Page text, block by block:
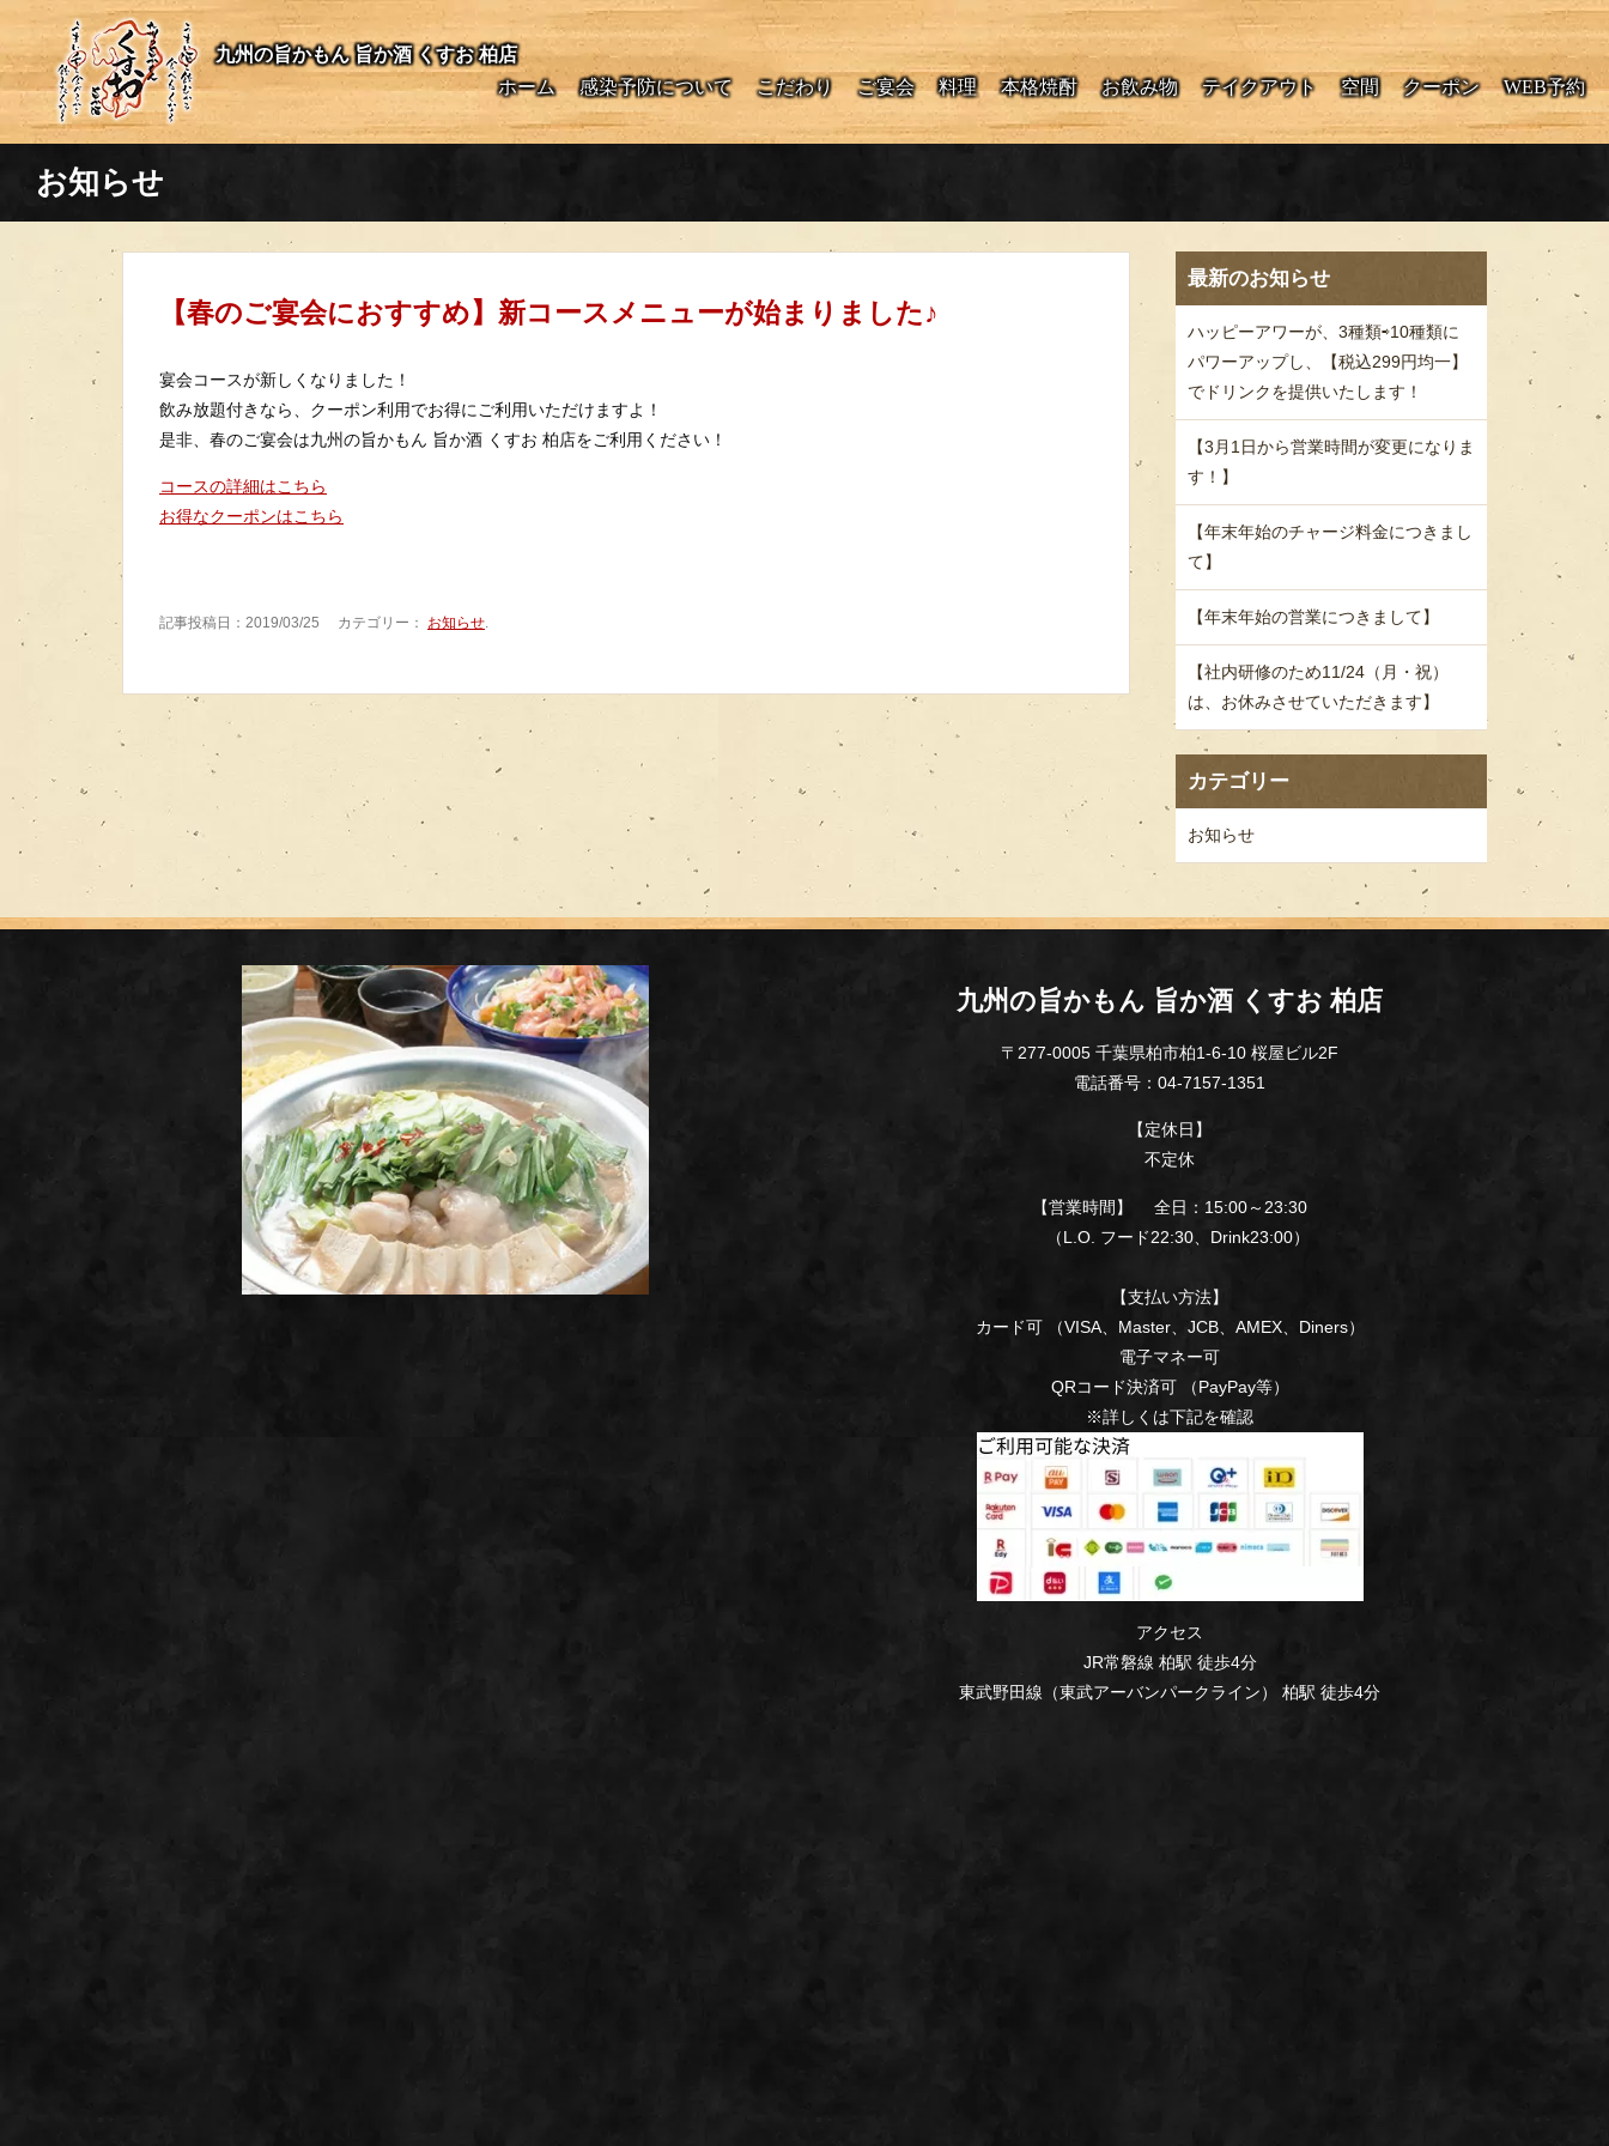
九州の旨かもん 旨か酒 くすお 柏店
ホーム
感染予防について こだわり ご宴会 料理 本格焼酎 お飲み物 テイクアウト 空間 クーポン WEB予約
お知らせ
【春のご宴会におすすめ】新コースメニューが始まりました♪
宴会コースが新しくなりました！
飲み放題付きなら、クーポン利用でお得にご利用いただけますよ！
是非、春のご宴会は九州の旨かもん 旨か酒 くすお 柏店をご利用ください！
コースの詳細はこちら
お得なクーポンはこちら
記事投稿日：2019/03/25 カテゴリー： お知らせ.
最新のお知らせ
ハッピーアワーが、3種類⇨10種類に
パワーアップし、【税込299円均一】
でドリンクを提供いたします！
【3月1日から営業時間が変更になりま
す！】
【年末年始のチャージ料金につきまし
て】
【年末年始の営業につきまして】
【社内研修のため11/24（月・祝）
は、お休みさせていただきます】
カテゴリー
お知らせ
九州の旨かもん 旨か酒 くすお 柏店
〒277-0005 千葉県柏市柏1-6-10 桜屋ビル2F
電話番号：04-7157-1351
【定休日】
不定休
【営業時間】 全日：15:00～23:30
（L.O. フード22:30、Drink23:00）
【支払い方法】
カード可 （VISA、Master、JCB、AMEX、Diners）
電子マネー可
QRコード決済可 （PayPay等）
※詳しくは下記を確認
アクセス
JR常磐線 柏駅 徒歩4分
東武野田線（東武アーバンパークライン） 柏駅 徒歩4分